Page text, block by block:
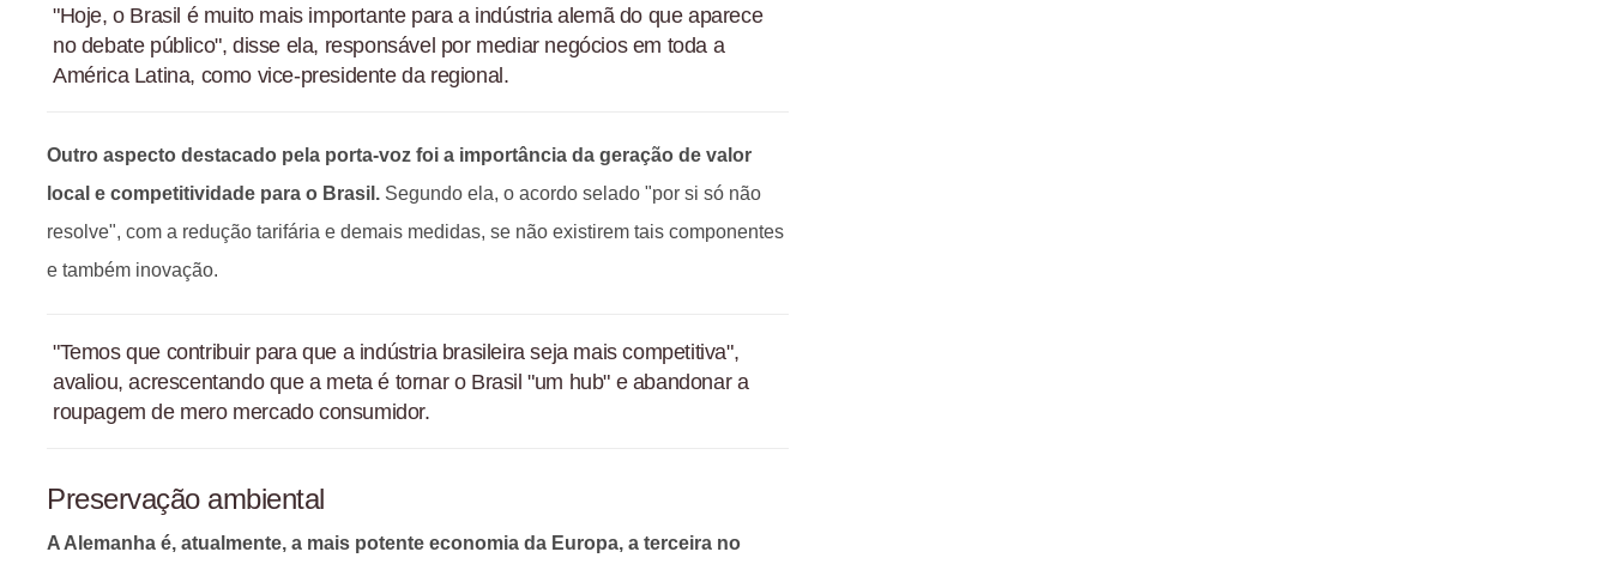
"Hoje, o Brasil é muito mais importante para a indústria alemã do que aparece
no debate público", disse ela, responsável por mediar negócios em toda a
América Latina, como vice-presidente da regional.
Outro aspecto destacado pela porta-voz foi a importância da geração de valor
local e competitividade para o Brasil. Segundo ela, o acordo selado "por si só não
resolve", com a redução tarifária e demais medidas, se não existirem tais componentes
e também inovação.
"Temos que contribuir para que a indústria brasileira seja mais competitiva",
avaliou, acrescentando que a meta é tornar o Brasil "um hub" e abandonar a
roupagem de mero mercado consumidor.
Preservação ambiental
A Alemanha é, atualmente, a mais potente economia da Europa, a terceira no